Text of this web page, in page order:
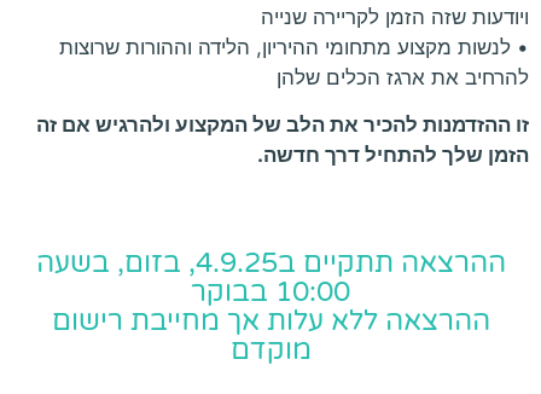
ויודעות שזה הזמן לקריירה שנייה
• לנשות מקצוע מתחומי ההיריון, הלידה וההורות שרוצות
להרחיב את ארגז הכלים שלהן
זו ההזדמנות להכיר את הלב של המקצוע ולהרגיש אם זה
הזמן שלך להתחיל דרך חדשה.
ההרצאה תתקיים ב4.9.25, בזום, בשעה
10:00 בבוקר
ההרצאה ללא עלות אך מחייבת רישום
מוקדם